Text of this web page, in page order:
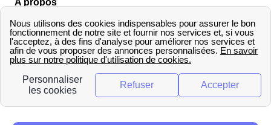
Qui sommes-nous ?
Informations de contact
Méthodologie de classement
Mentions légales
Traitement des avis
Copyright © fibre-optique-eligibilite.fr 2026 – Tous
droits réservés